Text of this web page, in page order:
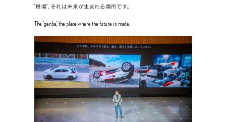
“現場”、それは未来が生まれる場所です。
The “genba,” the place where the future is made.